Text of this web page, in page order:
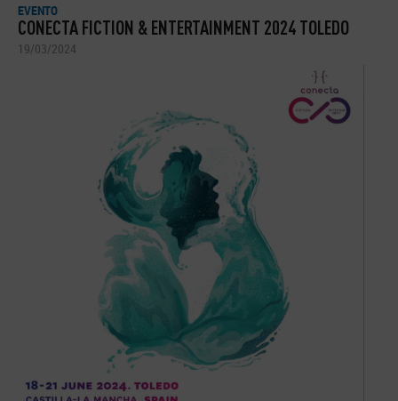
EVENTO
CONECTA FICTION & ENTERTAINMENT 2024 TOLEDO
19/03/2024